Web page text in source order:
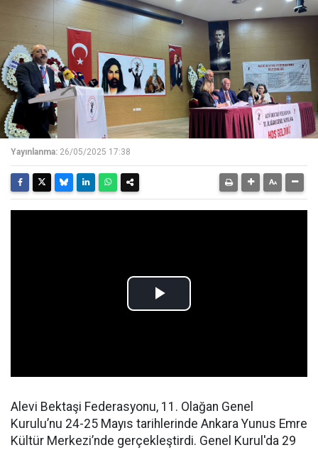
Yayınlanma: 26/05/2025 17:38
Alevi Bektaşi Federasyonu, 11. Olağan Genel
Kurulu’nu 24-25 Mayıs tarihlerinde Ankara Yunus Emre
Kültür Merkezi’nde gerçekleştirdi. Genel Kurul'da 29